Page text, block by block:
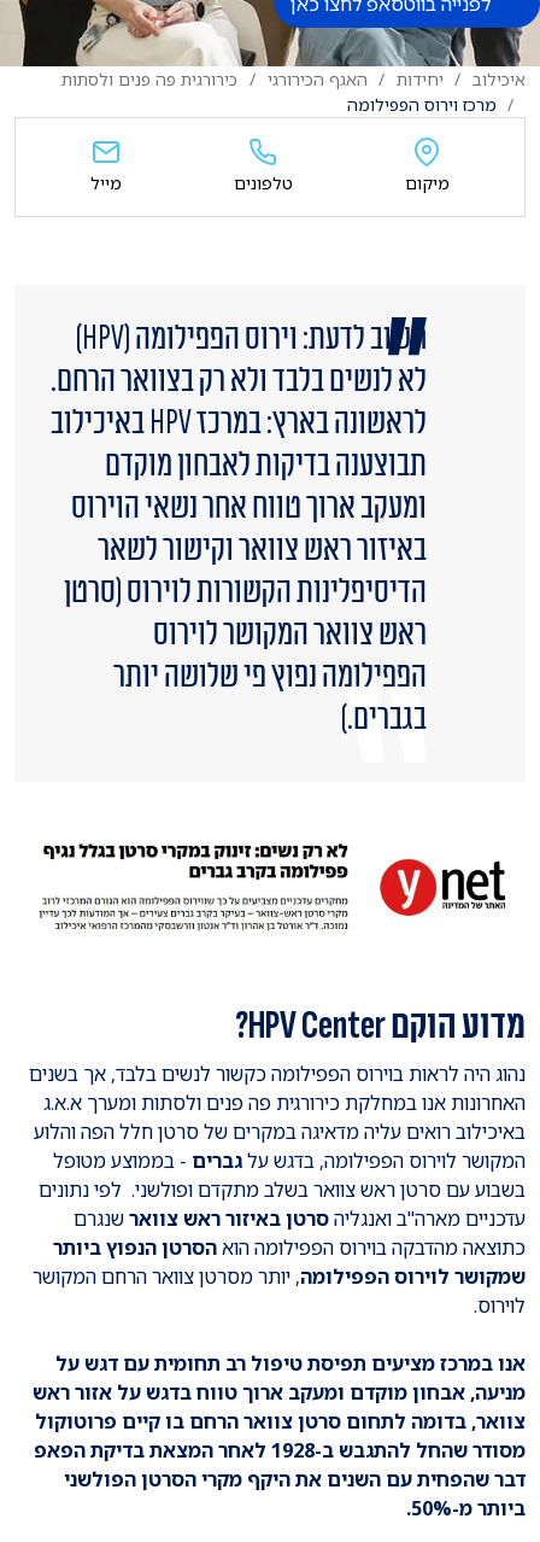
איכילוב יחידות האגף הכירורגי
כירורגית פה פנים ולסתות
מרכז וירוס הפפילומה
חשוב לדעת: וירוס הפפילומה (HPV)
לא לנשים בלבד ולא רק בצוואר הרחם.
לראשונה בארץ: במרכז HPV באיכילוב
תבוצענה בדיקות לאבחון מוקדם
ומעקב ארוך טווח אחר נשאי הוירוס
באיזור ראש צוואר וקישור לשאר
הדיסיפלינות הקשורות לוירוס (סרטן
ראש צוואר המקושר לוירוס
הפפילומה נפוץ פי שלושה יותר
בגברים.)
מדוע הוקם HPV Center?
נהוג היה לראות בוירוס הפפילומה כקשור לנשים בלבד, אך בשנים
האחרונות אנו במחלקת כירורגית פה פנים ולסתות ומערך א.א.ג
באיכילוב רואים עליה מדאיגה במקרים של סרטן חלל הפה והלוע
המקושר לוירוס הפפילומה, בדגש עלגברים - בממוצע מטופל
בשבוע עם סרטן ראש צוואר בשלב מתקדם ופולשני. לפי נתונים
עדכניים מארה"ב ואנגליהסרטן באיזור ראש צווארשנגרם
כתוצאה מהדבקה בוירוס הפפילומה הואהסרטן הנפוץ ביותר
שמקושר לוירוס הפפילומה, יותר מסרטן צוואר הרחם המקושר
לוירוס.
אנו במרכז מציעים תפיסת טיפול רב תחומית עם דגש על
מניעה, אבחון מוקדם ומעקב ארוך טווח בדגש על אזור ראש
צוואר, בדומה לתחום סרטן צוואר הרחם בו קיים פרוטוקול
מסודר שהחל להתגבש ב-1928 לאחר המצאת בדיקת הפאפ
דבר שהפחית עם השנים את היקף מקרי הסרטן הפולשני
ביותר מ-50%.
מיקום טלפונים מייל